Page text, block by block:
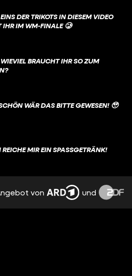
DER TRIKOTS IN DIESEM VIDEO
IHR IM WM-FINALE 🥲
BRAUCHT IHR SO ZUM
WÄR DAS BITTE GEWESEN! 🥹
MIR EIN SPASSGETRÄNK!
AM START 🚨
von und